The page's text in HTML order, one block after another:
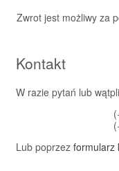
Zwrot jest możliwy za
Kontakt
W razie pytań lub
Lub poprzez formularz